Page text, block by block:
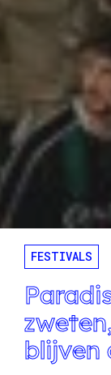
FESTIVALS
blijven